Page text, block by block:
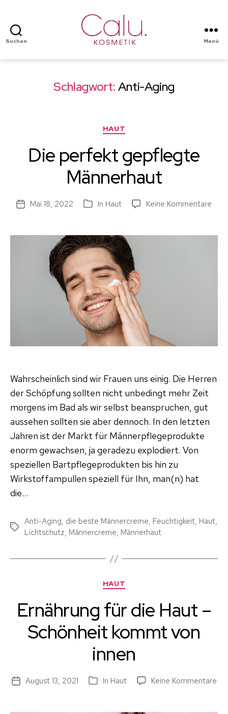
Suchen
Kosmetik
Menü
Schlagwort:Anti-Aging
Kategorien
HAUT
Die perfekt gepflegte
Männerhaut
Beitragsdatum
Mai 18, 2022 Kategorien
In Haut Keine Kommentare
Wahrscheinlich sind wir Frauen uns einig. Die Herren
der Schöpfung sollten nicht unbedingt mehr Zeit
morgens im Bad als wir selbst beanspruchen, gut
aussehen sollten sie aber dennoch. In den letzten
Jahren ist der Markt für Männerpflegeprodukte
enorm gewachsen, ja geradezu explodiert. Von
speziellen Bartpflegeprodukten bis hin zu
Wirkstoffampullen speziell für Ihn, man(n) hat
die…
Schlagwörter
Anti-Aging, die beste Männercreme, Feuchtigkeit, Haut,
Lichtschutz, Männercreme, Männerhaut
Kategorien
HAUT
Ernährung für die Haut –
Schönheit kommt von
innen
Beitragsdatum
August 13, 2021 Kategorien
In Haut Keine Kommentarezu